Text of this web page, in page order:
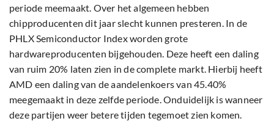
periode meemaakt. Over het algemeen hebben
chipproducenten dit jaar slecht kunnen presteren. In de
PHLX Semiconductor Index worden grote
hardwareproducenten bijgehouden. Deze heeft een daling
van ruim 20% laten zien in de complete markt. Hierbij heeft
AMD een daling van de aandelenkoers van 45.40%
meegemaakt in deze zelfde periode. Onduidelijk is wanneer
deze partijen weer betere tijden tegemoet zien komen.